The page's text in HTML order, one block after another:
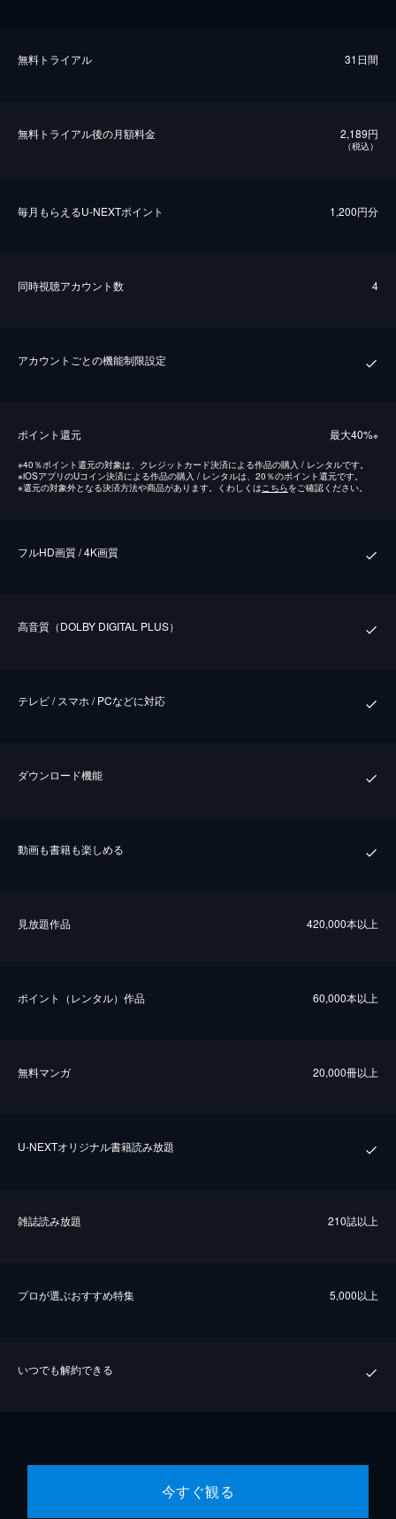
無料トライアル 31日間
無料トライアル後の⽉額料金 2,189円
（税込）
毎⽉もらえるU-NEXTポイント 1,200円分
同時視聴アカウント数 4
アカウントごとの機能制限設定
ポイント還元 最⼤40%※
※40％ポイント還元の対象は、クレジットカード決済による作品の購入 / レンタルです。
※iOSアプリのUコイン決済による作品の購入 / レンタルは、20％のポイント還元です。
※還元の対象外となる決済方法や商品があります。くわしくはこちらをご確認ください。
フルHD画質 / 4K画質
⾼⾳質（DOLBY DIGITAL PLUS）
テレビ / スマホ / PCなどに対応
ダウンロード機能
動画も書籍も楽しめる
⾒放題作品 420,000本以上
ポイント（レンタル）作品 60,000本以上
無料マンガ 20,000冊以上
U-NEXTオリジナル書籍読み放題
雑誌読み放題 210誌以上
プロが選ぶおすすめ特集 5,000以上
いつでも解約できる
今すぐ観る